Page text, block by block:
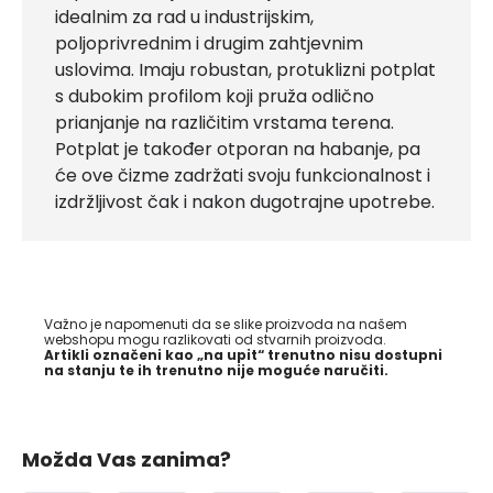
idealnim za rad u industrijskim,
poljoprivrednim i drugim zahtjevnim
uslovima. Imaju robustan, protuklizni potplat
s dubokim profilom koji pruža odlično
prianjanje na različitim vrstama terena.
Potplat je također otporan na habanje, pa
će ove čizme zadržati svoju funkcionalnost i
izdržljivost čak i nakon dugotrajne upotrebe.
Važno je napomenuti da se slike proizvoda na našem
webshopu mogu razlikovati od stvarnih proizvoda.
Artikli označeni kao „na upit“ trenutno nisu dostupni
na stanju te ih trenutno nije moguće naručiti.
Možda Vas zanima?